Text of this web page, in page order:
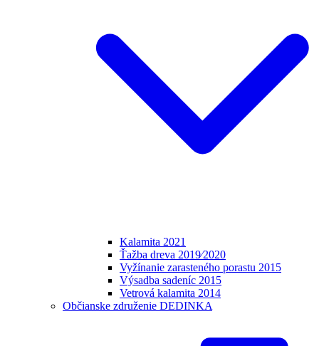
Kalamita 2021
Ťažba dreva 2019⁄2020
Vyžínanie zarasteného porastu 2015
Výsadba sadeníc 2015
Vetrová kalamita 2014
Občianske združenie DEDINKA